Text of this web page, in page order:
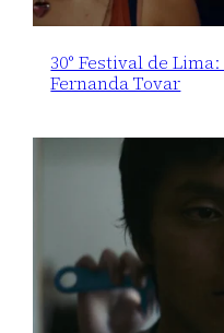
30° Festival de
Fernanda Tovar